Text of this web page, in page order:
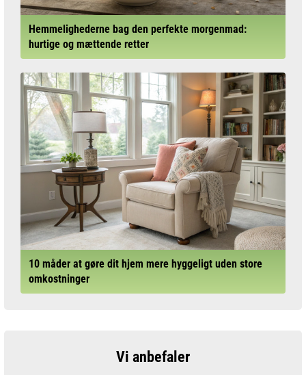
Hemmelighederne bag den perfekte morgenmad:
hurtige og mættende retter
10 måder at gøre dit hjem mere hyggeligt uden store
omkostninger
Vi anbefaler